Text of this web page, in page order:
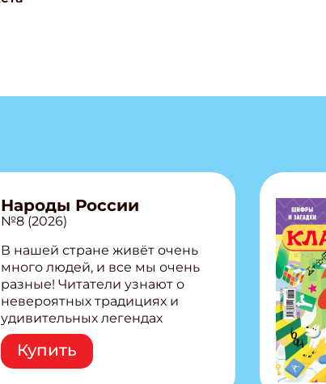
Народы России
№8 (2026)
В нашей стране живёт очень
много людей, и все мы очень
разные! Читатели узнают о
невероятных традициях и
удивительных легендах
народов России! Внутри:
Легенды татар, башкир и
бурятов Настольная игра
Купить